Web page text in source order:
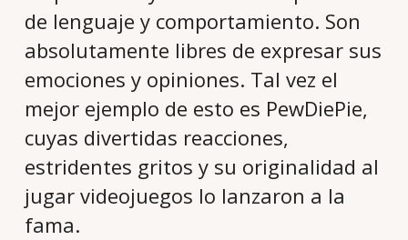
de lenguaje y comportamiento. Son
absolutamente libres de expresar sus
emociones y opiniones. Tal vez el
mejor ejemplo de esto es PewDiePie,
cuyas divertidas reacciones,
estridentes gritos y su originalidad al
jugar videojuegos lo lanzaron a la
fama.